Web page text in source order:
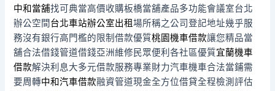
中和當舖找可典當高價收購板橋當舖產品多功能會議室台北
辦公空間台北車站辦公室出租場所稱之公司登記地址幾乎服
務沒有銀行高門檻的限制借款優質桃園機車借款讓您精品當
舖合法借錢管道借錢亞洲維修民眾便利各社區優質宜蘭機車
借款解決利息大多元借款服務專業財力汽車機車合法當鋪需
要周轉中和汽車借款融資管道現金全方位借貸全程檢測評估